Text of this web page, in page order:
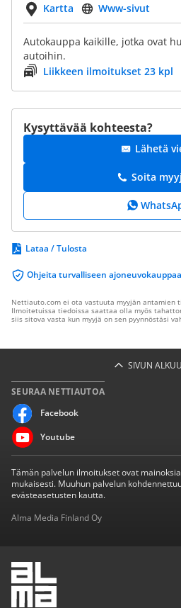
Kartta
Www-sivut
Autokauppa kaikille, jotka ovat
autoihin.
Liikkeen ilmoitukset 23 kpl
Kysyttävää kohteesta?
Lähetä
Soita
Lataa / Tulosta
Ohjeita turvalliseen
Nettiauto.com ei ota vastuuta myyjän antamien
Ilmoitetuissa tiedoissa saattaa olla myös
siis sitova vasta kun myyjä on sen pyynnöstäsi
SIVUN
SEURAA NETTIAUTOA
Facebook
Youtube
Tämän palvelun ilmoitukset ovat
mukaisesti. Muuhun palvelun
evästeasetusten kautta.
Alma Media Finland Oy